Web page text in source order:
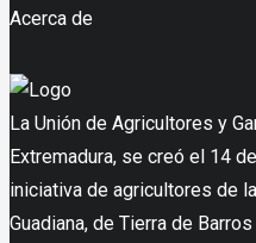
Acerca de
La Unión de Agricultores y
Extremadura, se creó el 14
iniciativa de agricultores de
Guadiana, de Tierra de